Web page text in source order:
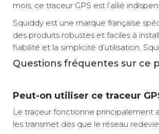
mois, ce traceur GPS est l’allié
Squiddy est une marque française
des produits robustes et faciles à
fiabilité et la simplicité d’utilisation,
Questions fréquentes sur ce
Peut-on utiliser ce traceur
Le traceur fonctionne principalement
les transmet dès que le réseau